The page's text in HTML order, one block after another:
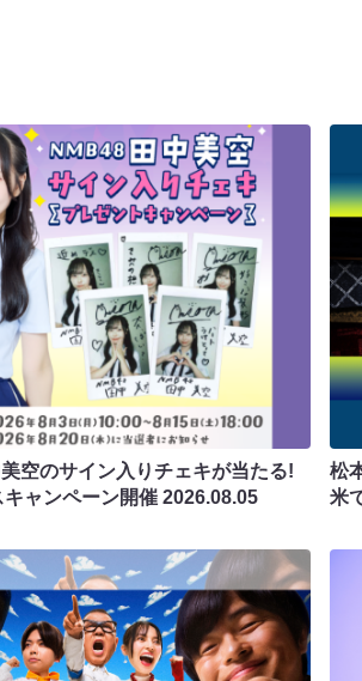
空のサイン入りチェキが当たる!
キャンペーン開催2026.08.05
松
米